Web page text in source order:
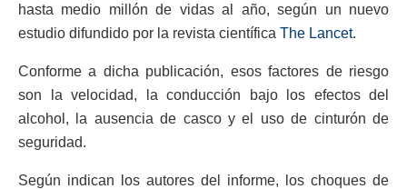
hasta medio millón de vidas al año, según un nuevo
estudio difundido por la revista científica The Lancet.
Conforme a dicha publicación, esos factores de riesgo
son la velocidad, la conducción bajo los efectos del
alcohol, la ausencia de casco y el uso de cinturón de
seguridad.
Según indican los autores del informe, los choques de